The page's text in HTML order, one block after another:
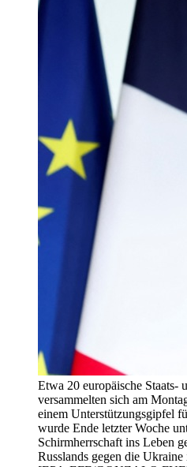
Etwa 20 europäische Staats-
versammelten sich am
einem Unterstützungsgipfel
wurde Ende letzter Woche
Schirmherrschaft ins Leben
Russlands gegen die Ukraine